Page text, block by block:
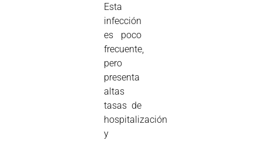
Esta
infección
es poco
frecuente,
pero
presenta
altas
tasas de
hospitalización
y